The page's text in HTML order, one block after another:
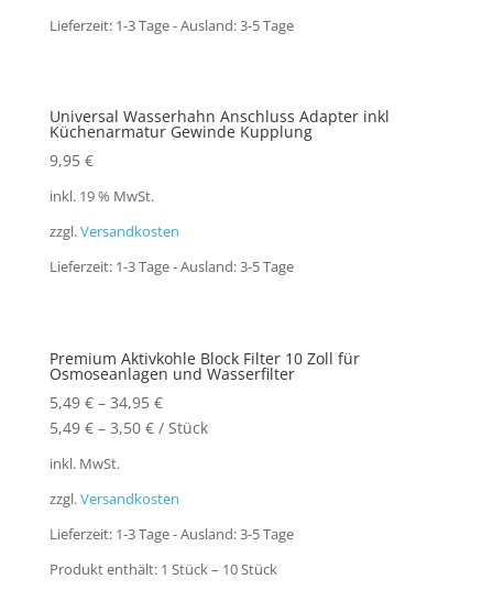
Lieferzeit: 1-3 Tage - Ausland: 3-5 Tage
Universal Wasserhahn Anschluss Adapter inkl
Küchenarmatur Gewinde Kupplung
9,95 €
inkl. 19 % MwSt.
zzgl.Versandkosten
Lieferzeit: 1-3 Tage - Ausland: 3-5 Tage
Premium Aktivkohle Block Filter 10 Zoll für
Osmoseanlagen und Wasserfilter
5,49 €– 34,95 €
5,49 €– 3,50 €/ Stück
inkl. MwSt.
zzgl.Versandkosten
Lieferzeit: 1-3 Tage - Ausland: 3-5 Tage
Produkt enthält: 1 Stück– 10Stück